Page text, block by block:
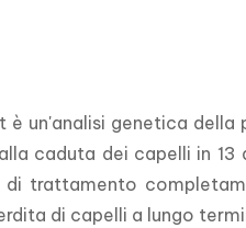
è un'analisi genetica
caduta dei capelli in
di trattamento
di capelli a lungo